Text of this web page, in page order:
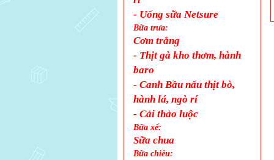
- Uống sữa Netsure
Bữa trưa:
Cơm trắng
- Thịt gà kho thơm, hành
baro
- Canh Bầu nấu thịt bò,
hành lá, ngò rí
- Cải thảo luộc
Bữa xế:
Sữa chua
Bữa chiều: